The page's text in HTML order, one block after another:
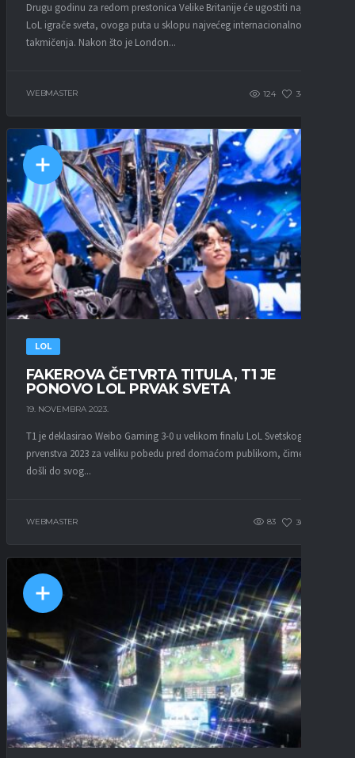
Drugu godinu za redom prestonica Velike Britanije će ugostiti najbole
LoL igrače sveta, ovoga puta u sklopu najvećeg internacionalnog
takmičenja. Nakon što je London...
WEBMASTER 124 34
LOL
FAKEROVA ČETVRTA TITULA, T1 JE
PONOVO LOL PRVAK SVETA
19. NOVEMBRA 2023.
T1 je deklasirao Weibo Gaming 3-0 u velikom finalu LoL Svetskog
prvenstva 2023 za veliku pobedu pred domaćom publikom, čime su
došli do svog...
WEBMASTER 83 30